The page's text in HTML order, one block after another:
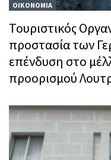
ΟΙΚΟΝΟΜΙΑ
Τουριστικός
προστασία των
επένδυση στο
προορισμού